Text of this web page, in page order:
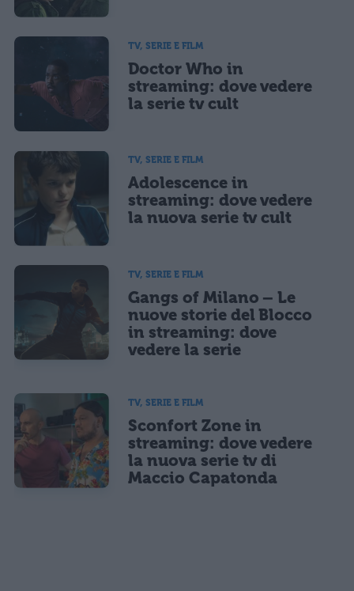
TV, SERIE E FILM
Doctor Who in
streaming: dove vedere
la serie tv cult
TV, SERIE E FILM
Adolescence in
streaming: dove vedere
la nuova serie tv cult
TV, SERIE E FILM
Gangs of Milano – Le
nuove storie del Blocco
in streaming: dove
vedere la serie
TV, SERIE E FILM
Sconfort Zone in
streaming: dove vedere
la nuova serie tv di
Maccio Capatonda